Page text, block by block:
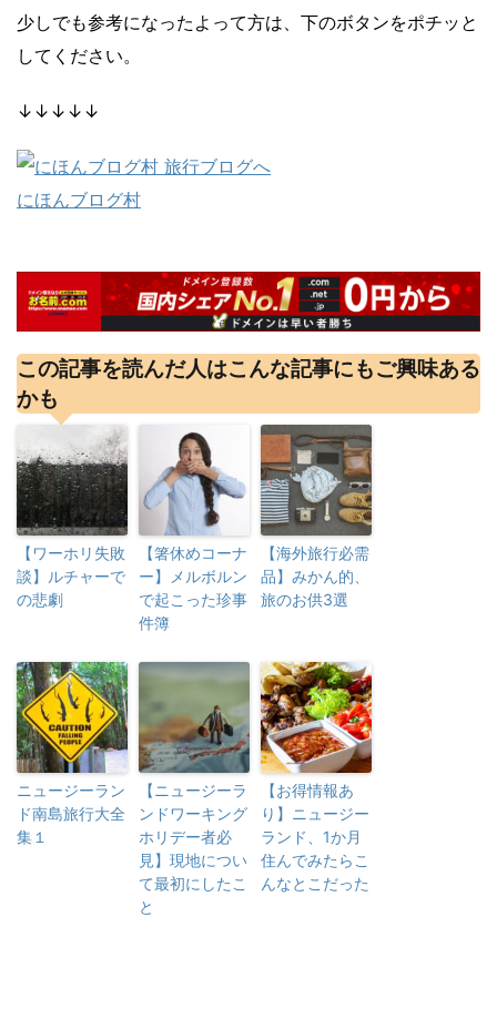
少しでも参考になったよって方は、下のボタンをポチッと
してください。
↓↓↓↓↓
にほんブログ村
この記事を読んだ人はこんな記事にもご興味ある
かも
【ワーホリ失敗
談】ルチャーで
の悲劇
【箸休めコーナ
ー】メルボルン
で起こった珍事
件簿
【海外旅行必需
品】みかん的、
旅のお供3選
ニュージーラン
ド南島旅行大全
集１
【ニュージーラ
ンドワーキング
ホリデー者必
見】現地につい
て最初にしたこ
と
【お得情報あ
り】ニュージー
ランド、1か月
住んでみたらこ
んなとこだった